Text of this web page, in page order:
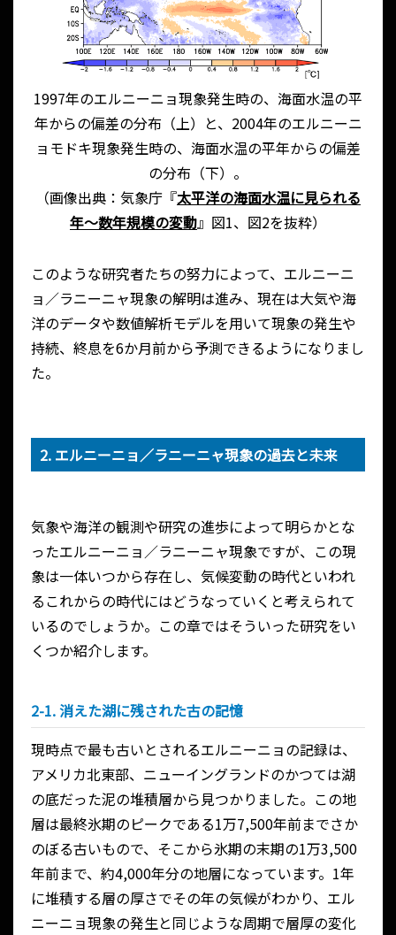
1997年のエルニーニョ現象発生時の、海面水温の平
年からの偏差の分布（上）と、2004年のエルニーニ
ョモドキ現象発生時の、海面水温の平年からの偏差
の分布（下）。
（画像出典：気象庁『太平洋の海面水温に見られる
年～数年規模の変動』図1、図2を抜粋）
このような研究者たちの努力によって、エルニーニ
ョ／ラニーニャ現象の解明は進み、現在は大気や海
洋のデータや数値解析モデルを用いて現象の発生や
持続、終息を6か月前から予測できるようになりまし
た。
2. エルニーニョ／ラニーニャ現象の過去と未来
気象や海洋の観測や研究の進歩によって明らかとな
ったエルニーニョ／ラニーニャ現象ですが、この現
象は一体いつから存在し、気候変動の時代といわれ
るこれからの時代にはどうなっていくと考えられて
いるのでしょうか。この章ではそういった研究をい
くつか紹介します。
2-1. 消えた湖に残された古の記憶
現時点で最も古いとされるエルニーニョの記録は、
アメリカ北東部、ニューイングランドのかつては湖
の底だった泥の堆積層から見つかりました。この地
層は最終氷期のピークである1万7,500年前までさか
のぼる古いもので、そこから氷期の末期の1万3,500
年前まで、約4,000年分の地層になっています。1年
に堆積する層の厚さでその年の気候がわかり、エル
ニーニョ現象の発生と同じような周期で層厚の変化